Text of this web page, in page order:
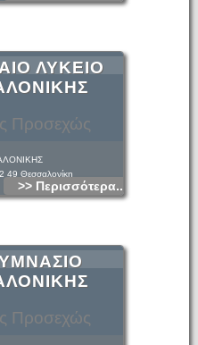
Προσεχώς
ΛΥΚΕΙΟ
49 Θεσσαλονίκη
>> Περισσότερα...
Προσεχώς